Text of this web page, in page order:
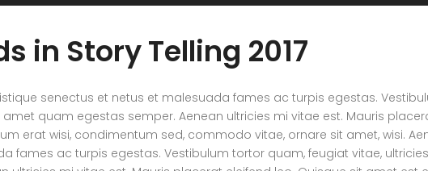
in Story Telling 2017
senectus et netus et malesuada fames ac turpis egestas.
quam egestas semper. Aenean ultricies mi vitae est. Mauris
erat wisi, condimentum sed, commodo vitae, ornare sit amet, wisi.
fames ac turpis egestas. Vestibulum tortor quam, feugiat vitae,